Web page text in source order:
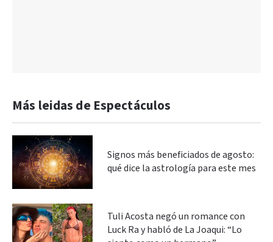
Más leidas de Espectáculos
Signos más beneficiados de agosto:
qué dice la astrología para este mes
Tuli Acosta negó un romance con
Luck Ra y habló de La Joaqui: “Lo